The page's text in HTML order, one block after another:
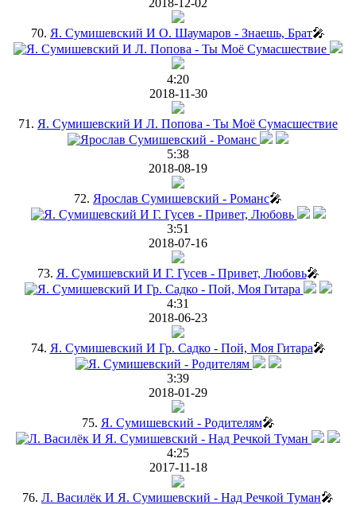
70. Я. Сумишевский И О. Шаумаров - Знаешь, Брат🎤
4:20
2018-11-30
71. Я. Сумишевский И Л. Попова - Ты Моё Сумасшествие
5:38
2018-08-19
72. Ярослав Сумишевский - Романс🎤
3:51
2018-07-16
73. Я. Сумишевский И Г. Гусев - Привет, Любовь🎤
4:31
2018-06-23
74. Я. Сумишевский И Гр. Садко - Пой, Моя Гитара🎤
3:39
2018-01-29
75. Я. Сумишевский - Родителям🎤
4:25
2017-11-18
76. Л. Василёк И Я. Сумишевский - Над Речкой Туман🎤